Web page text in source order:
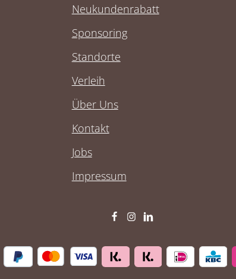
Neukundenrabatt
Sponsoring
Standorte
Verleih
Über Uns
Kontakt
Jobs
Impressum